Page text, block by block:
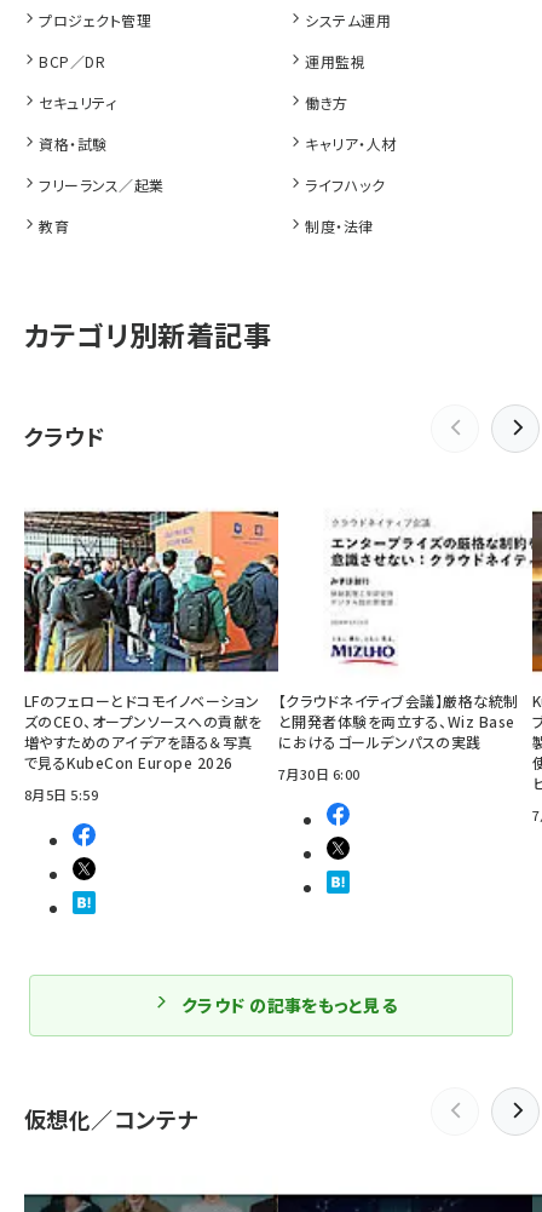
プロジェクト管理
システム運用
BCP／DR
運用監視
セキュリティ
働き方
資格・試験
キャリア・人材
フリーランス／起業
ライフハック
教育
制度・法律
カテゴリ別新着記事
クラウド
LFのフェローとドコモイノベーション
ズのCEO、オープンソースへの貢献を
増やすためのアイデアを語る＆写真
で見るKubeCon Europe 2026
8月5日 5:59
【クラウドネイティブ会議】厳格な統制
と開発者体験を両立する、Wiz Base
におけるゴールデンパスの実践
7月30日 6:00
クラウド の記事をもっと見る
仮想化／コンテナ